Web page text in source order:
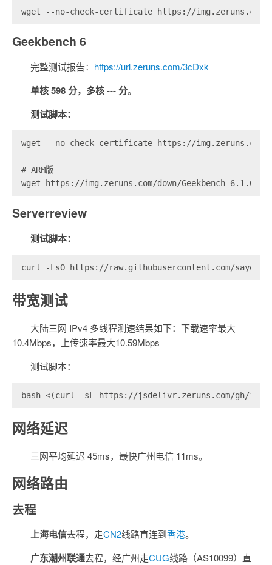
wget --no-check-certificate https://img.zeruns.com/
Geekbench 6
完整测试报告： https://url.zeruns.com/3cDxk
单核 598 分，多核 --- 分。
测试脚本：
wget --no-check-certificate https://img.zeruns.com/
# ARM版
wget https://img.zeruns.com/down/Geekbench-6.1.0-
Serverreview
测试脚本：
curl -LsO https://raw.githubusercontent.com/
带宽测试
大陆三网 IPv4 多线程测速结果如下：下载速率最大
10.4Mbps，上传速率最大10.59Mbps
测试脚本：
bash <(curl -sL https://jsdelivr.zeruns.com/gh/i-abc/
网络延迟
三网平均延迟 45ms，最快广州电信 11ms。
网络路由
去程
上海电信去程，走CN2线路直连到香港。
广东潮州联通去程，经广州走CUG线路（AS10099）直